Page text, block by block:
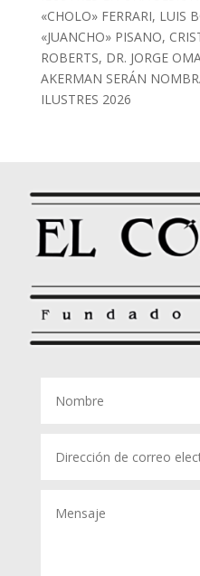
«CHOLO» FERRARI, LUIS
«JUANCHO» PISANO,
ROBERTS, DR. JORGE
AKERMAN SERÁN
ILUSTRES 2026